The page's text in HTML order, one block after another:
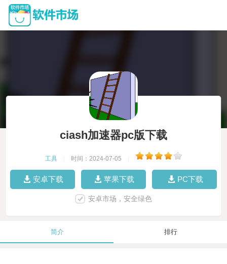
ciash加速器pc版下载
工具 时间：2024-07-05
安卓下载 苹果下载 PC下载
安卓市场，安全绿色
简介 排行